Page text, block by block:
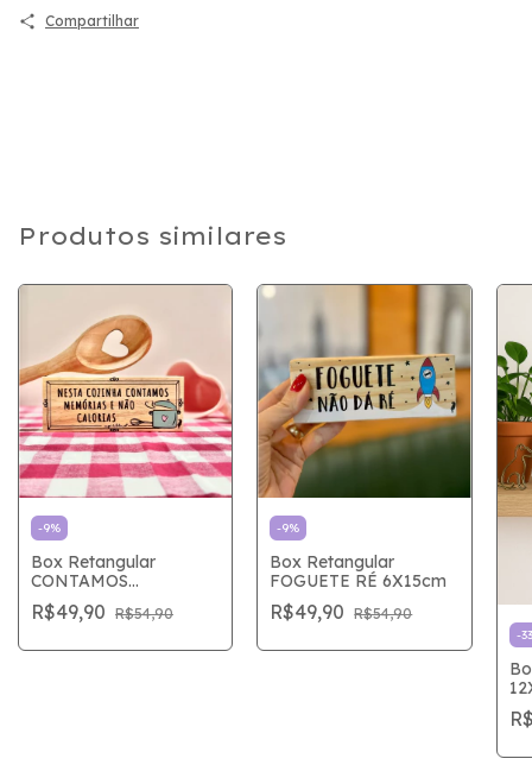
Compartilhar
Produtos similares
-9%
Box Retangular
CONTAMOS
MEMÓRIAS 6X15cm
R$49,90 R$54,90
-9%
Box Retangular
FOGUETE RÉ 6X15cm
R$49,90 R$54,90
-33